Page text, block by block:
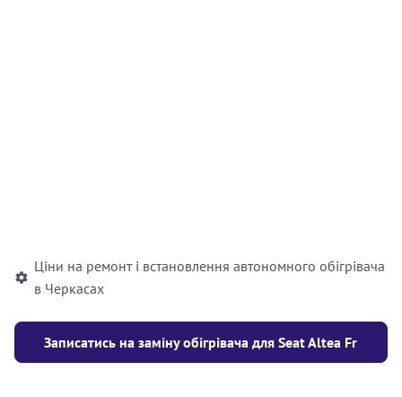
Ціни на ремонт і встановлення автономного обігрівача
в Черкасах
Записатись на заміну обігрівача для Seat Altea Fr